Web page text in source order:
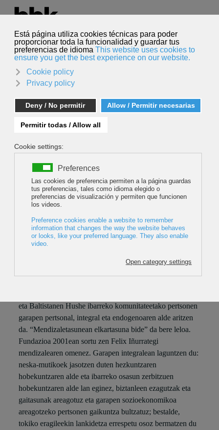
Hautatu hizkuntza
Euskara
Bilatu
BALTISTAN FUNDAZIOA
IÑURRATEGI & PEDRO IBARRA
Larunbata abenduak 5 – 19:00 Euskalduna
eta Baltistanen Hushe ibarreko komunitateetako pertsonen
garapen pertsonal, integral eta endogenoaren alde aritzen
da. “Mendizaletasunean elkartasuna bide” da bere leloa.
Fundazioa 2001ean sortu zen Felix Iñurrategi
mendizalearen omenez. Garapen integralean laguntzen du:
neska-mutikoek jasotzen duten hezkuntzaren
hobekuntzaren alde eta ibarreko osasun zerbitzuen
hobekuntzaren alde lan eginez, biztanleen ezagutzak eta
gaitasunak areagotuz eta garapen sozioekonomikoa
areagotzeko pertsonen gaikuntza bultzatuz; bestalde,
tokiko eragileekin lankidetza errespetu osoz bermatzen du